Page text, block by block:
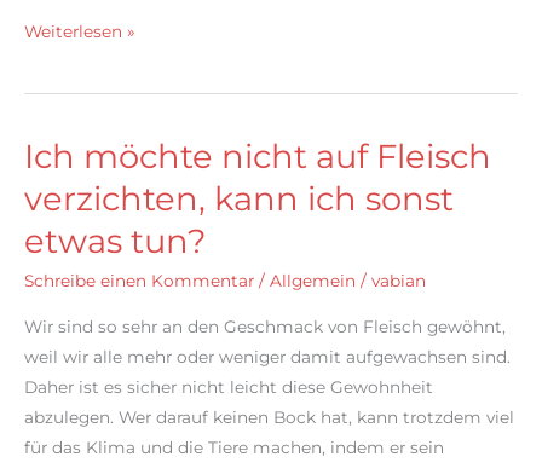
Typischer
zwischen
Veganer
einem
Mischköstler
Weiterlesen »
Ich möchte nicht auf Fleisch
verzichten, kann ich sonst
etwas tun?
Schreibe einen Kommentar / Allgemein / vabian
Wir sind so sehr an den Geschmack von Fleisch gewöhnt,
weil wir alle mehr oder weniger damit aufgewachsen sind.
Daher ist es sicher nicht leicht diese Gewohnheit
abzulegen. Wer darauf keinen Bock hat, kann trotzdem viel
für das Klima und die Tiere machen, indem er sein